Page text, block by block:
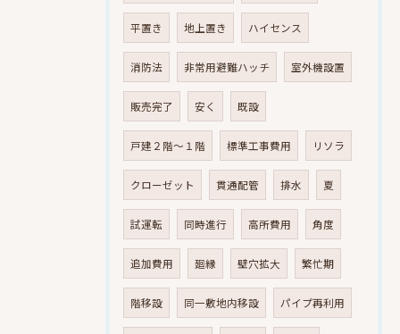
平置き 地上置き ハイセンス
消防法 非常用避難ハッチ 室外機設置
販売完了 安く 既設
戸建２階～１階 標準工事費用 リソラ
クローゼット 貫通配管 排水 夏
試運転 同時進行 高所費用 角度
追加費用 廻縁 壁穴拡大 繁忙期
階移設 同一敷地内移設 パイプ再利用